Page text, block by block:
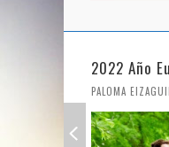
2022 Año
PALOMA